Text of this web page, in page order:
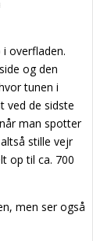
overfladen.
og den
tunen i
ved de sidste
man spotter
stille vejr
op til ca. 700
men ser også